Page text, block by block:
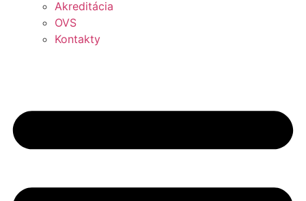
Akreditácia
OVS
Kontakty